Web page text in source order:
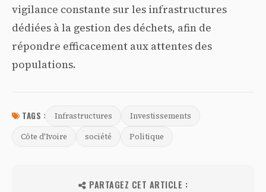
vigilance constante sur les infrastructures
dédiées à la gestion des déchets, afin de
répondre efficacement aux attentes des
populations.
TAGS : Infrastructures Investissements
Côte d'Ivoire société Politique
PARTAGEZ CET ARTICLE :